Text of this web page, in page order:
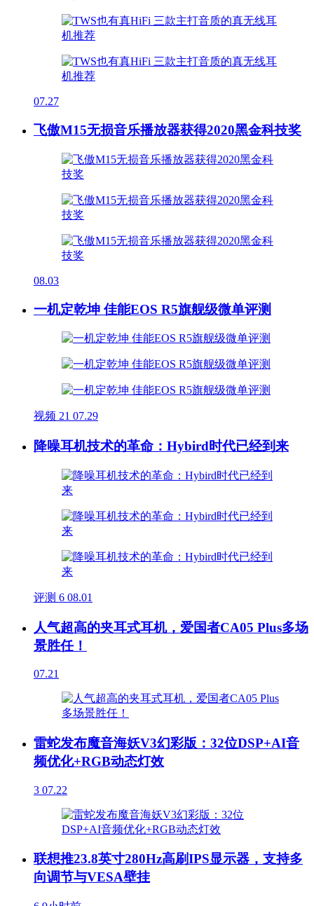
07.27
飞傲M15无损音乐播放器获得2020黑金科技奖
08.03
一机定乾坤 佳能EOS R5旗舰级微单评测
视频 21 07.29
降噪耳机技术的革命：Hybird时代已经到来
评测 6 08.01
人气超高的夹耳式耳机，爱国者CA05 Plus多场
景胜任！
07.21
雷蛇发布魔音海妖V3幻彩版：32位DSP+AI音
频优化+RGB动态灯效
3 07.22
联想推23.8英寸280Hz高刷IPS显示器，支持多
向调节与VESA壁挂